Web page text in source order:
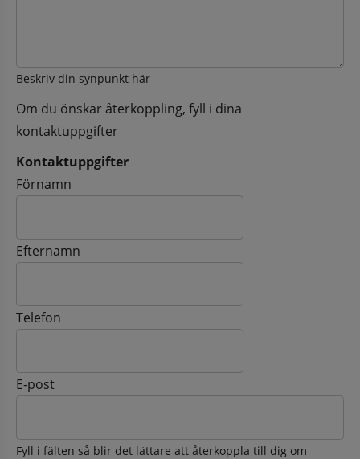
Beskriv din synpunkt här
Om du önskar återkoppling, fyll i dina
kontaktuppgifter
Kontaktuppgifter
Kontaktuppgifter
Förnamn
Efternamn
Telefon
E-post
Fyll i fälten så blir det lättare att återkoppla till dig om